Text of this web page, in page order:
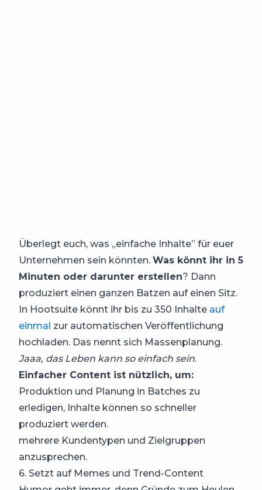
Überlegt euch, was „einfache Inhalte” für euer
Unternehmen sein könnten. Was könnt ihr in 5
Minuten oder darunter erstellen? Dann
produziert einen ganzen Batzen auf einen Sitz.
In Hootsuite könnt ihr bis zu 350 Inhalte auf
einmal zur automatischen Veröffentlichung
hochladen. Das nennt sich Massenplanung.
Jaaa, das Leben kann so einfach sein.
Einfacher Content ist nützlich, um:
Produktion und Planung in Batches zu
erledigen, Inhalte können so schneller
produziert werden.
mehrere Kundentypen und Zielgruppen
anzusprechen.
6. Setzt auf Memes und Trend-Content